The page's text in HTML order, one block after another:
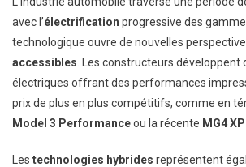
avec l’électrification progressive des
technologique ouvre de nouvelles
accessibles . Les constructeurs développent
électriques offrant des performances
prix de plus en plus compétitifs, comme en
Model 3 Performanceou la récente MG4
Les technologies hybrides représentent